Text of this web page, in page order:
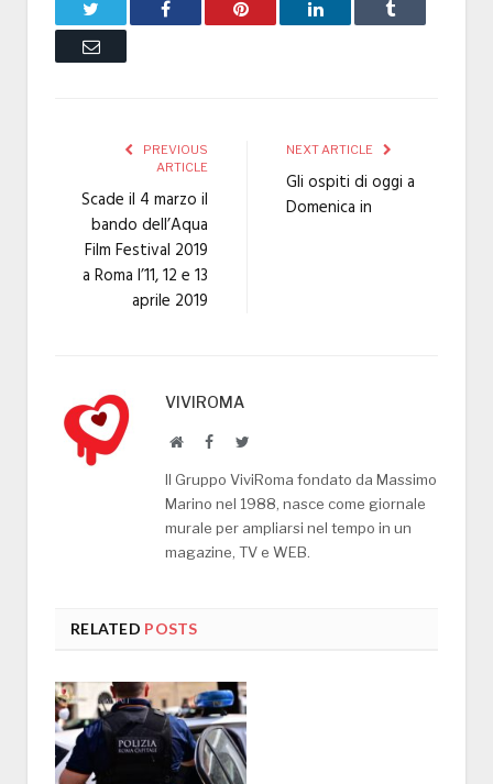
Facebook Pinterest LinkedIn Tumblr
Email
PREVIOUS
ARTICLE
Scade il 4 marzo il
bando dell’Aqua
Film Festival 2019
a Roma l’11, 12 e 13
aprile 2019
NEXT ARTICLE
Gli ospiti di oggi a
Domenica in
VIVIROMA
WebsiteFacebookTwitter
Il Gruppo ViviRoma fondato da Massimo
Marino nel 1988, nasce come giornale
murale per ampliarsi nel tempo in un
magazine, TV e WEB.
RELATED POSTS